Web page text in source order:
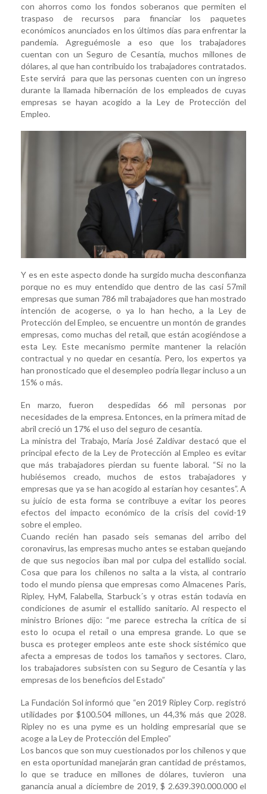
con ahorros como los fondos soberanos que permiten el
traspaso de recursos para financiar los paquetes
económicos anunciados en los últimos días para enfrentar la
pandemia. Agreguémosle a eso que los trabajadores
cuentan con un Seguro de Cesantía, muchos millones de
dólares, al que han contribuido los trabajadores contratados.
Este servirá para que las personas cuenten con un ingreso
durante la llamada hibernación de los empleados de cuyas
empresas se hayan acogido a la Ley de Protección del
Empleo.
Y es en este aspecto donde ha surgido mucha desconfianza
porque no es muy entendido que dentro de las casi 57mil
empresas que suman 786 mil trabajadores que han mostrado
intención de acogerse, o ya lo han hecho, a la Ley de
Protección del Empleo, se encuentre un montón de grandes
empresas, como muchas del retail, que están acogiéndose a
esta Ley. Este mecanismo permite mantener la relación
contractual y no quedar en cesantía. Pero, los expertos ya
han pronosticado que el desempleo podría llegar incluso a un
15% o más.
En marzo, fueron despedidas 66 mil personas por
necesidades de la empresa. Entonces, en la primera mitad de
abril creció un 17% el uso del seguro de cesantía.
La ministra del Trabajo, María José Zaldívar destacó que el
principal efecto de la Ley de Protección al Empleo es evitar
que más trabajadores pierdan su fuente laboral. “Si no la
hubiésemos creado, muchos de estos trabajadores y
empresas que ya se han acogido al estarían hoy cesantes”. A
su juicio de esta forma se contribuye a evitar los peores
efectos del impacto económico de la crisis del covid-19
sobre el empleo.
Cuando recién han pasado seis semanas del arribo del
coronavirus, las empresas mucho antes se estaban quejando
de que sus negocios iban mal por culpa del estallido social.
Cosa que para los chilenos no salta a la vista, al contrario
todo el mundo piensa que empresas como Almacenes Paris,
Ripley, HyM, Falabella, Starbuck´s y otras están todavía en
condiciones de asumir el estallido sanitario. Al respecto el
ministro Briones dijo: “me parece estrecha la crítica de si
esto lo ocupa el retail o una empresa grande. Lo que se
busca es proteger empleos ante este shock sistémico que
afecta a empresas de todos los tamaños y sectores. Claro,
los trabajadores subsisten con su Seguro de Cesantía y las
empresas de los beneficios del Estado”
La Fundación Sol informó que “en 2019 Ripley Corp. registró
utilidades por $100.504 millones, un 44,3% más que 2028.
Ripley no es una pyme es un holding empresarial que se
acoge a la Ley de Protección del Empleo”
Los bancos que son muy cuestionados por los chilenos y que
en esta oportunidad manejarán gran cantidad de préstamos,
lo que se traduce en millones de dólares, tuvieron una
ganancia anual a diciembre de 2019, $ 2.639.390.000.000 el